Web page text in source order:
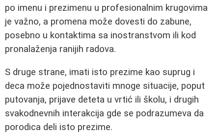
po imenu i prezimenu u profesionalnim krugovima
je važno, a promena može dovesti do zabune,
posebno u kontaktima sa inostranstvom ili kod
pronalaženja ranijih radova.
S druge strane, imati isto prezime kao suprug i
deca može pojednostaviti mnoge situacije, poput
putovanja, prijave deteta u vrtić ili školu, i drugih
svakodnevnih interakcija gde se podrazumeva da
porodica deli isto prezime.